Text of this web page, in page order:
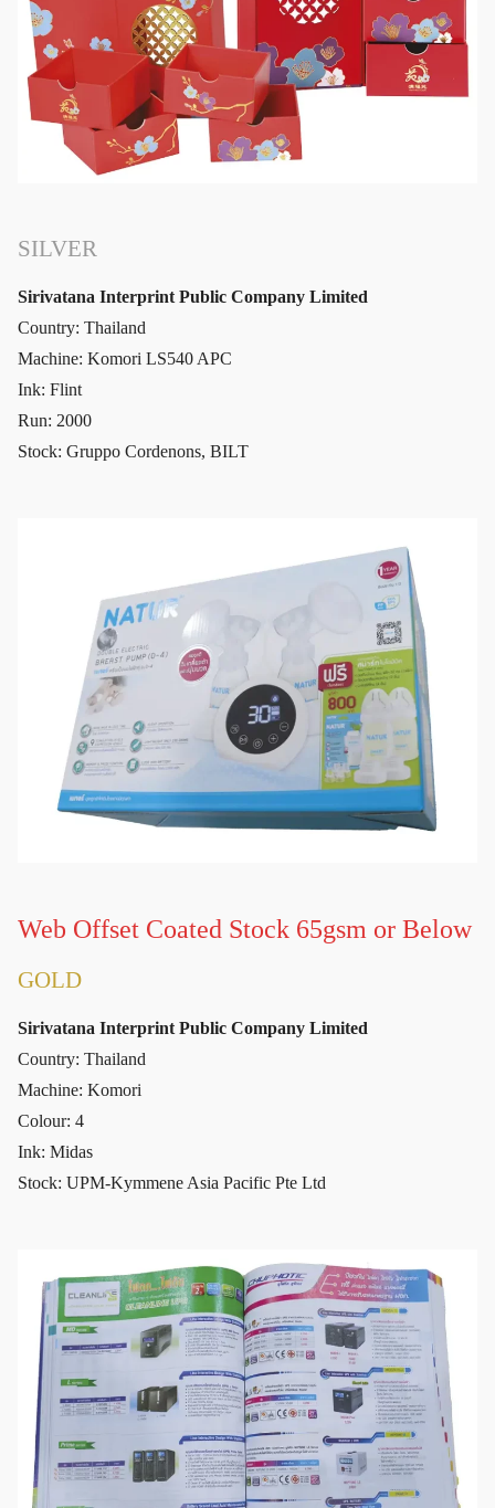
SILVER
Sirivatana Interprint Public Company Limited
Country: Thailand
Machine: Komori LS540 APC
Ink: Flint
Run: 2000
Stock: Gruppo Cordenons, BILT
Web Offset Coated Stock 65gsm or Below
GOLD
Sirivatana Interprint Public Company Limited
Country: Thailand
Machine: Komori
Colour: 4
Ink: Midas
Stock: UPM-Kymmene Asia Pacific Pte Ltd